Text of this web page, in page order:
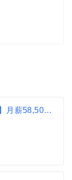
營運執行店長【京都勝牛-台南三井店】月薪58,500-66,000 #另有門市達標獎金